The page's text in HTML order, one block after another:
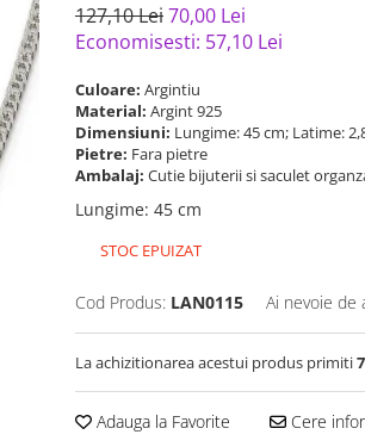
127,10 Lei70,00 Lei
Economisesti: 57,10 Lei
Culoare: Argintiu
Material: Argint 925
Dimensiuni: Lungime: 45 cm; Latime:
Pietre: Fara pietre
Ambalaj: Cutie bijuterii si saculet
Lungime: 45 cm
STOC EPUIZAT
Cod Produs: LAN0115 Ai nevoie de
La achizitionarea acestui produs primiti7
Adauga la Favorite Cere